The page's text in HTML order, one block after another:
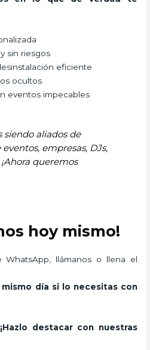
sin riesgos
eficiente
ocultos
eventos impecables
siendo aliados de
empresas, DJs,
queremos
hoy mismo!
llámanos o llena el
día si lo necesitas con
destacar con nuestras